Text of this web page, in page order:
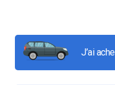
J’ai